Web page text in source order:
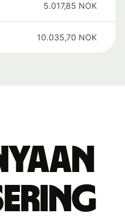
5.017,85 NOK
10.035,70 NOK